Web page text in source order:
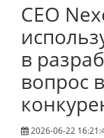
CEO
в
вопрос в
2026-06-22